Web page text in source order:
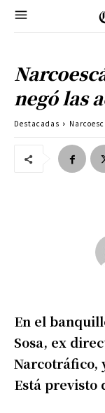
negó las
Destacadas
En el
Sosa, ex
Narcotráfico,
Está previsto